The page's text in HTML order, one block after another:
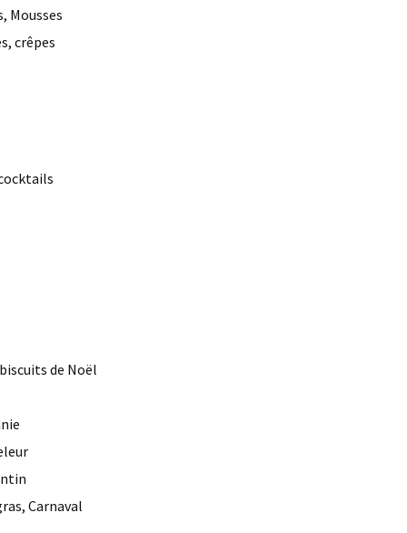
Mousses
crêpes
de Noël
Carnaval